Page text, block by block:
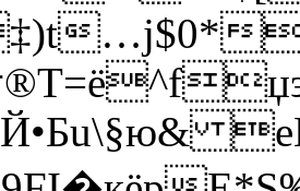
…j$0*